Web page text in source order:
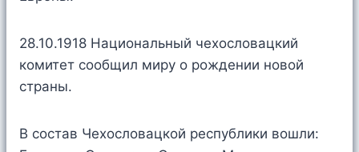
28.10.1918 Национальный чехословацкий
комитет сообщил миру о рождении новой
страны.
В состав Чехословацкой республики вошли: